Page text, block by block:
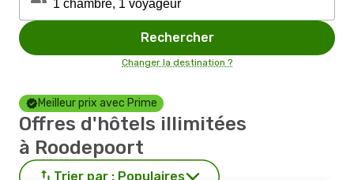
Rechercher
Changer la destination ?
Meilleur prix avec Prime
Offres d'hôtels illimitées
à Roodepoort
Trier par : Populaires